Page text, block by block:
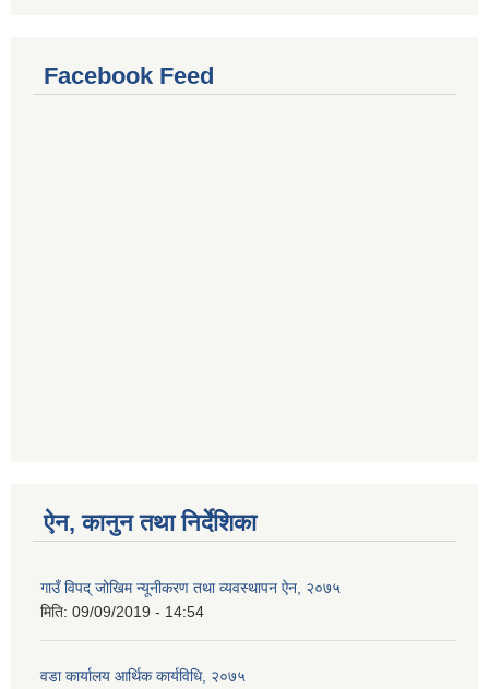
Facebook Feed
ऐन, कानुन तथा निर्देशिका
गाउँ विपद् जोखिम न्यूनीकरण तथा व्यवस्थापन ऐन, २०७५
मिति: 09/09/2019 - 14:54
वडा कार्यालय आर्थिक कार्यविधि, २०७५